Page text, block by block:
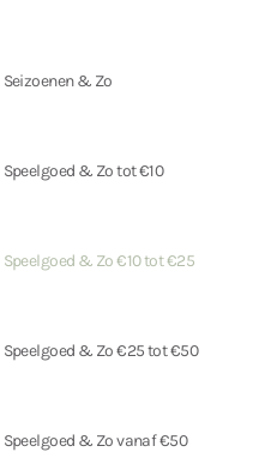
Seizoenen & Zo
Speelgoed & Zo tot €10
Speelgoed & Zo €10 tot €25
Speelgoed & Zo €25 tot €50
Speelgoed & Zo vanaf €50